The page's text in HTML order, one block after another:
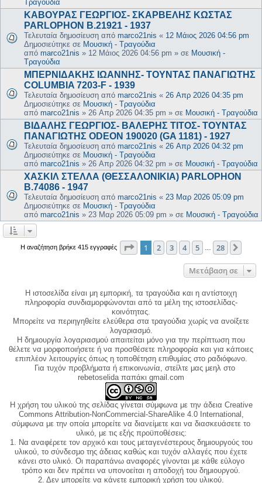
Τραγούδια
ΚΑΒΟΥΡΑΣ ΓΕΩΡΓΙΟΣ- ΣΚΑΡΒΕΛΗΣ ΚΩΣΤΑΣ
PARLOPHON B.21921 - 1937
Τελευταία δημοσίευση από marco21nis « 12 Μάιος 2026 04:56 pm
Δημοσιεύτηκε σε Μουσική - Τραγούδια
από marco21nis » 12 Μάιος 2026 04:56 pm » σε Μουσική -
Τραγούδια
ΜΠΕΡΝΙΔΑΚΗΣ ΙΩΑΝΝΗΣ- ΤΟΥΝΤΑΣ ΠΑΝΑΓΙΩΤΗΣ
COLUMBIA 7203-F - 1939
Τελευταία δημοσίευση από marco21nis « 26 Απρ 2026 04:35 pm
Δημοσιεύτηκε σε Μουσική - Τραγούδια
από marco21nis » 26 Απρ 2026 04:35 pm » σε Μουσική - Τραγούδια
ΒΙΔΑΛΗΣ ΓΕΩΡΓΙΟΣ- ΒΑΛΕΡΗΣ ΤΙΤΟΣ- ΤΟΥΝΤΑΣ
ΠΑΝΑΓΙΩΤΗΣ ODEON 190020 (GA 1181) - 1927
Τελευταία δημοσίευση από marco21nis « 26 Απρ 2026 04:32 pm
Δημοσιεύτηκε σε Μουσική - Τραγούδια
από marco21nis » 26 Απρ 2026 04:32 pm » σε Μουσική - Τραγούδια
ΧΑΣΚΙΛ ΣΤΕΛΛΑ (ΘΕΣΣΑΛΟΝΙΚΙΑ) PARLOPHON
B.74086 - 1947
Τελευταία δημοσίευση από marco21nis « 23 Μαρ 2026 05:09 pm
Δημοσιεύτηκε σε Μουσική - Τραγούδια
από marco21nis » 23 Μαρ 2026 05:09 pm » σε Μουσική - Τραγούδια
Η αναζήτηση βρήκε 415 εγγραφές Σελίδα από28
1 2 3 4 5 28
Μετάβαση σε
Η ιστοσελίδα είναι μη εμπορική, τα τραγούδια και η αντίστοιχη
πληροφορία συνδιαμορφώνονται από τα μέλη της ιστοσελίδας-
κοινότητας.
Μπορείτε να περιηγηθείτε ελεύθερα στα τραγούδια χωρίς να ανοίξετε
λογαριασμό.
Η δημιουργία λογαριασμού απαιτείται μόνο για την περίπτωση που
θέλετε να μορφοποιήσετε ή να προσθέσετε πληροφορία και για κάποιες
επιπλέον λειτουργίες όπως η τοποθέτηση επιθυμίας στο ραδιόφωνο.
Για τυχόν προβλήματα ή επικοινωνία, στείλτε μας μεηλ στο
rebetoselida παπάκι gmail.com
Η χρήση του υλικού της σελίδας γίνεται σύμφωνα με την άδεια Creative
Commons Attribution-NonCommercial-ShareAlike 4.0 International,
σύμφωνα με την οποία μπορείτε να διανείμετε και να διασκευάσετε το
υλικό, με τις εξής προϋποθέσεις:
1. Να αναφέρετε τον αρχικό και τους μεταγενέστερους δημιουργούς του
υλικού, το σύνδεσμο της άδειας καθώς και τυχόν αλλαγές που έχετε
κάνει στο υλικό. Οι παραπάνω αναφορές γίνονται με κάθε εύλογο
τρόπο και δεν πρέπει να υπονοείται η αποδοχή του δημιουργού.
2. Δεν μπορείτε να κάνετε εμπορική χρήση του υλικού.